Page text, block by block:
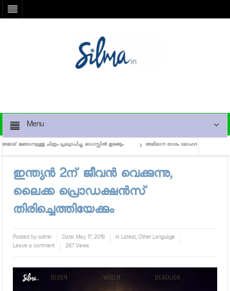
Menu
ജ്ഞാനമുത്തു ചിത്രം പ്രഖ്യാപിച്ചു, ഓഗസ്റ്റില്‍ തുടങ്ങും അഭിമാന താരം മോഹന്‍ലാലിന് 59
ഇന്ത്യന്‍ 2ന് ജീവന്‍ വെക്കുന്നു,
ലൈക്ക പ്രൊഡക്ഷന്‍സ്
തിരിച്ചെത്തിയേക്കും
Posted byadmin Date:May 17, 2019 in:Latest, Other Language
Leave a comment
267 Views